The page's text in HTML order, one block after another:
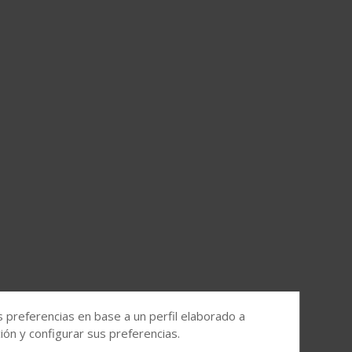
en base a un perfil elaborado a
y configurar sus preferencias.